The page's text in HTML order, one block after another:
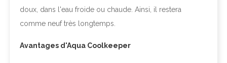
doux, dans l'eau froide ou chaude. Ainsi, il restera
comme neuf très longtemps.
Avantages d'Aqua Coolkeeper